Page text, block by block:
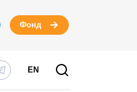
Фонд
EN